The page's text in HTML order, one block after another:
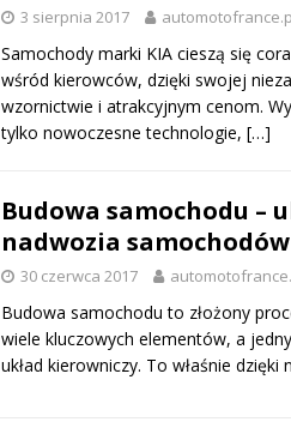
3 sierpnia 2017
Samochody marki KIA cieszą się
wśród kierowców, dzięki swojej
wzornictwie i atrakcyjnym cenom.
tylko nowoczesne technologie, […]
Budowa samochodu –
nadwozia
30 czerwca 2017
Budowa samochodu to złożony
wiele kluczowych elementów, a
układ kierowniczy. To właśnie